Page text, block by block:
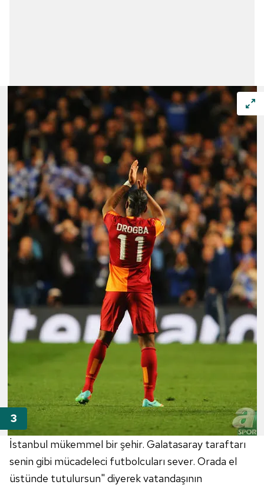
İstanbul mükemmel bir şehir. Galatasaray taraftarı
senin gibi mücadeleci futbolcuları sever. Orada el
üstünde tutulursun" diyerek vatandaşının